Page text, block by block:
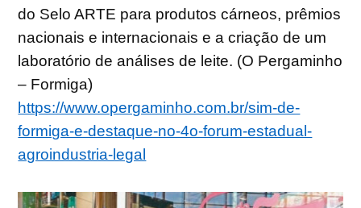
do Selo ARTE para produtos cárneos, prêmios
nacionais e internacionais e a criação de um
laboratório de análises de leite. (O Pergaminho
– Formiga)
https://www.opergaminho.com.br/sim-de-
formiga-e-destaque-no-4o-forum-estadual-
agroindustria-legal